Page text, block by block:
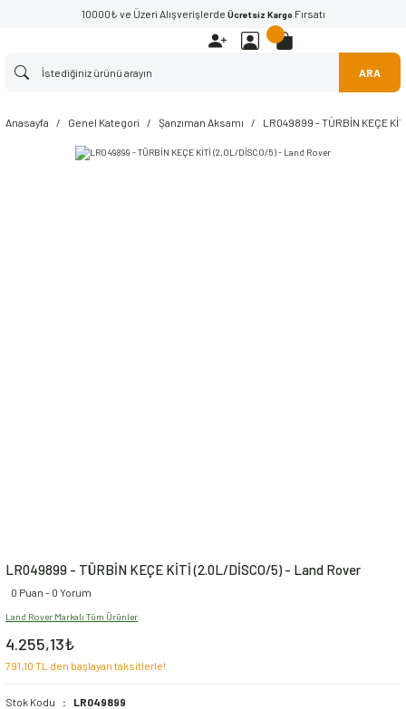
10000₺ ve Üzeri Alışverişlerde Ücretsiz Kargo Fırsatı
ARA
Anasayfa Genel Kategori Şanzıman Aksamı LR049899 - TÜRBİN KEÇE
LR049899 - TÜRBİN KEÇE KİTİ (2.0L/DİSCO/5) - Land Rover
0 Puan - 0 Yorum
Land Rover Markalı Tüm Ürünler
4.255,13₺
791,10 TL den başlayan taksitlerle!
Stok Kodu
LR049899